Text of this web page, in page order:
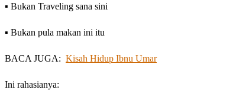
▪️ Bukan Traveling sana sini
▪️ Bukan pula makan ini itu
BACA JUGA: Kisah Hidup Ibnu Umar
Ini rahasianya: